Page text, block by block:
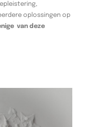
oplossingen op
van deze